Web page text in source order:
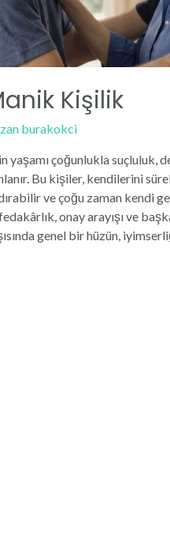
Kişilik
burakokci
çoğunlukla suçluluk,
Bu kişiler, kendilerini
ve çoğu zaman kendi
onay arayışı ve
genel bir hüzün,